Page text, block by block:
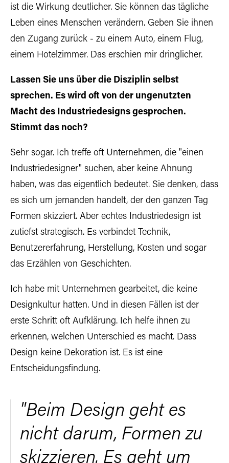
ist die Wirkung deutlicher. Sie können das tägliche
Leben eines Menschen verändern. Geben Sie ihnen
den Zugang zurück - zu einem Auto, einem Flug,
einem Hotelzimmer. Das erschien mir dringlicher.
Lassen Sie uns über die Disziplin selbst
sprechen. Es wird oft von der ungenutzten
Macht des Industriedesigns gesprochen.
Stimmt das noch?
Sehr sogar. Ich treffe oft Unternehmen, die "einen
Industriedesigner" suchen, aber keine Ahnung
haben, was das eigentlich bedeutet. Sie denken, dass
es sich um jemanden handelt, der den ganzen Tag
Formen skizziert. Aber echtes Industriedesign ist
zutiefst strategisch. Es verbindet Technik,
Benutzererfahrung, Herstellung, Kosten und sogar
das Erzählen von Geschichten.
Ich habe mit Unternehmen gearbeitet, die keine
Designkultur hatten. Und in diesen Fällen ist der
erste Schritt oft Aufklärung. Ich helfe ihnen zu
erkennen, welchen Unterschied es macht. Dass
Design keine Dekoration ist. Es ist eine
Entscheidungsfindung.
"Beim Design geht es
nicht darum, Formen zu
skizzieren. Es geht um